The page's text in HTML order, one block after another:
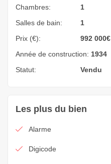
Chambres:
1
Salles de bain:
1
Prix (€):
992 000€
Année de construction: 1934
Statut:
Vendu
Les plus du bien
Alarme
Digicode